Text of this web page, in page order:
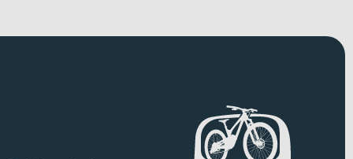
Einsatz. Für spürbaren Komfort sorgt die Suntour NX1 coil
wird das durch die gefederte Sattelstütze KTM Line